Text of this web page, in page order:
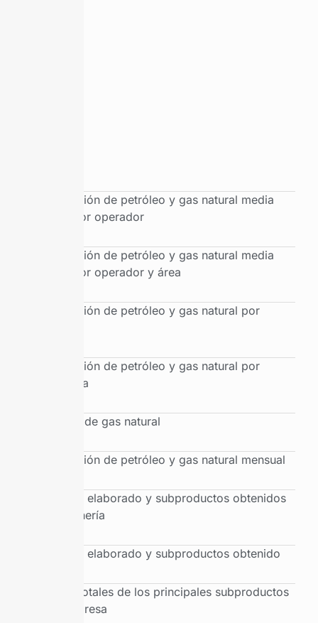
Producción de petróleo y gas natural media
diaria por operador
Producción de petróleo y gas natural media
diaria por operador y área
Producción de petróleo y gas natural por
Producción de petróleo y gas natural por
provincia
Balance de gas natural
Producción de petróleo y gas natural mensual
Petróleo elaborado y subproductos obtenidos
por refinería
Petróleo elaborado y subproductos obtenido
Ventas totales de los principales subproductos
por empresa